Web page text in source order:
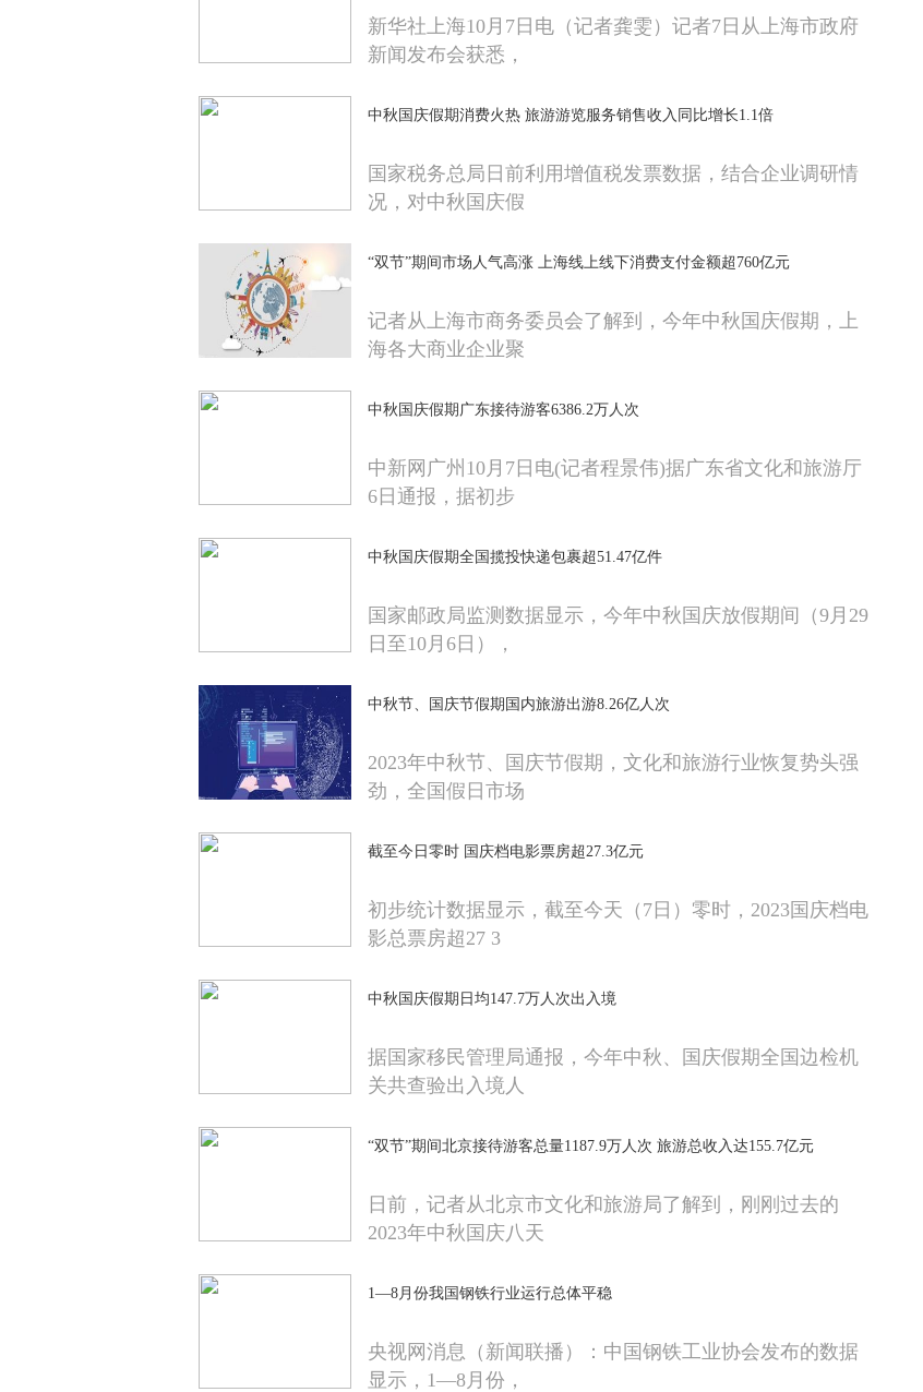
新华社上海10月7日电（记者龚雯）记者7日从上海市政府
新闻发布会获悉，
中秋国庆假期消费火热 旅游游览服务销售收入同比增长1.1倍
国家税务总局日前利用增值税发票数据，结合企业调研情
况，对中秋国庆假
“双节”期间市场人气高涨 上海线上线下消费支付金额超760亿元
记者从上海市商务委员会了解到，今年中秋国庆假期，上
海各大商业企业聚
中秋国庆假期广东接待游客6386.2万人次
中新网广州10月7日电(记者程景伟)据广东省文化和旅游厅
6日通报，据初步
中秋国庆假期全国揽投快递包裹超51.47亿件
国家邮政局监测数据显示，今年中秋国庆放假期间（9月29
日至10月6日），
中秋节、国庆节假期国内旅游出游8.26亿人次
2023年中秋节、国庆节假期，文化和旅游行业恢复势头强
劲，全国假日市场
截至今日零时 国庆档电影票房超27.3亿元
初步统计数据显示，截至今天（7日）零时，2023国庆档电
影总票房超27 3
中秋国庆假期日均147.7万人次出入境
据国家移民管理局通报，今年中秋、国庆假期全国边检机
关共查验出入境人
“双节”期间北京接待游客总量1187.9万人次 旅游总收入达155.7亿元
日前，记者从北京市文化和旅游局了解到，刚刚过去的
2023年中秋国庆八天
1—8月份我国钢铁行业运行总体平稳
央视网消息（新闻联播）：中国钢铁工业协会发布的数据
显示，1—8月份，